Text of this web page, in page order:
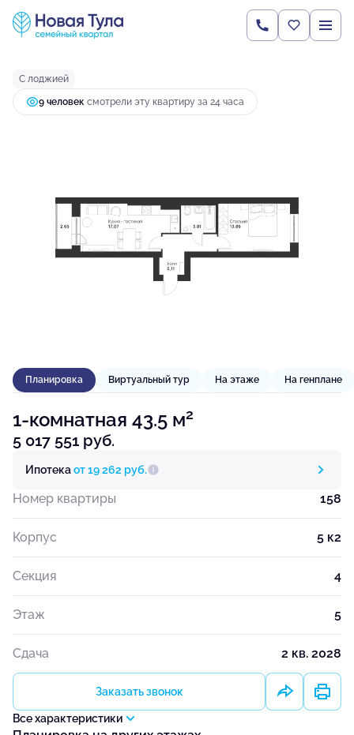
1-комнатная43.5 м 5 017 551 руб.
Ипотекаот 19 262 руб.
С лоджией
9 человек смотрели эту квартиру за 24 часа
Планировка Виртуальный тур На этаже На генплане
1-комнатная 43.5 м2
5 017 551 руб.
Ипотекаот 19 262 руб.
Номер квартиры 158
Корпус 5 к2
Секция 4
Этаж 5
Сдача 2 кв. 2028
Заказать звонок
Все характеристики